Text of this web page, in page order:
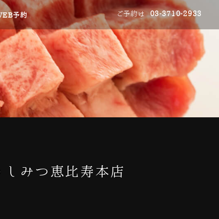
予約 ご予約は 03-3710-2933
つ恵比寿本店